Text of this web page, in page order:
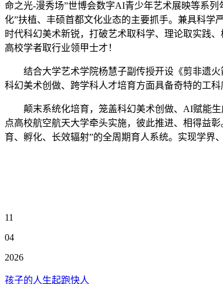
命之光-漫秀场”世博会数字AI青少年艺术展映等系
化”扶植、丰硕首都文化业态的主要抓手。兼具科学
时代科幻美术新锐，打破艺术取科学、理论取实践
高校学者取行业领甲士才！
结合大学艺术学院杨慧子副传授开设《剪非遗火
科幻美术创做、跨学科人才培育方面具备奇特的工科
颠末系统化培育，笼盖科幻美术创做、AI赋能生
点高校航空航天大学牵头实施，彼此推进、相得益
育、孵化、长效辐射”的全周期育人系统。实现学界
11
04
2026
孩子的人生起跑快人